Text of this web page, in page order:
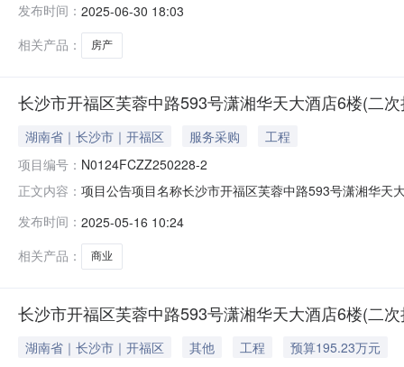
593号湖南国际金融大厦基本属性标的类型房产所在层数
发布时间： 2025-06-30 18:03
相关产品：
房产
长沙市开福区芙蓉中路593号潇湘华天大酒店6楼(二
湖南省｜长沙市｜开福区 服务采购
工程
项目编号： N0124FCZZ250228-2
正文内容： 项目公告项目名称长沙市开福区芙蓉中路593号潇湘华
限10年租金支付方式按季度支付租金递增方式每3年递
发布时间： 2025-05-16 10:24
相关产品：
商业
长沙市开福区芙蓉中路593号潇湘华天大酒店6楼(二
湖南省｜长沙市｜开福区 其他 工程
预算195.23万元